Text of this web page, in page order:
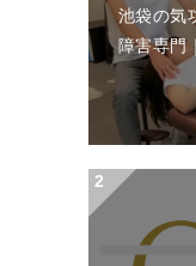
池袋の気
障害専門